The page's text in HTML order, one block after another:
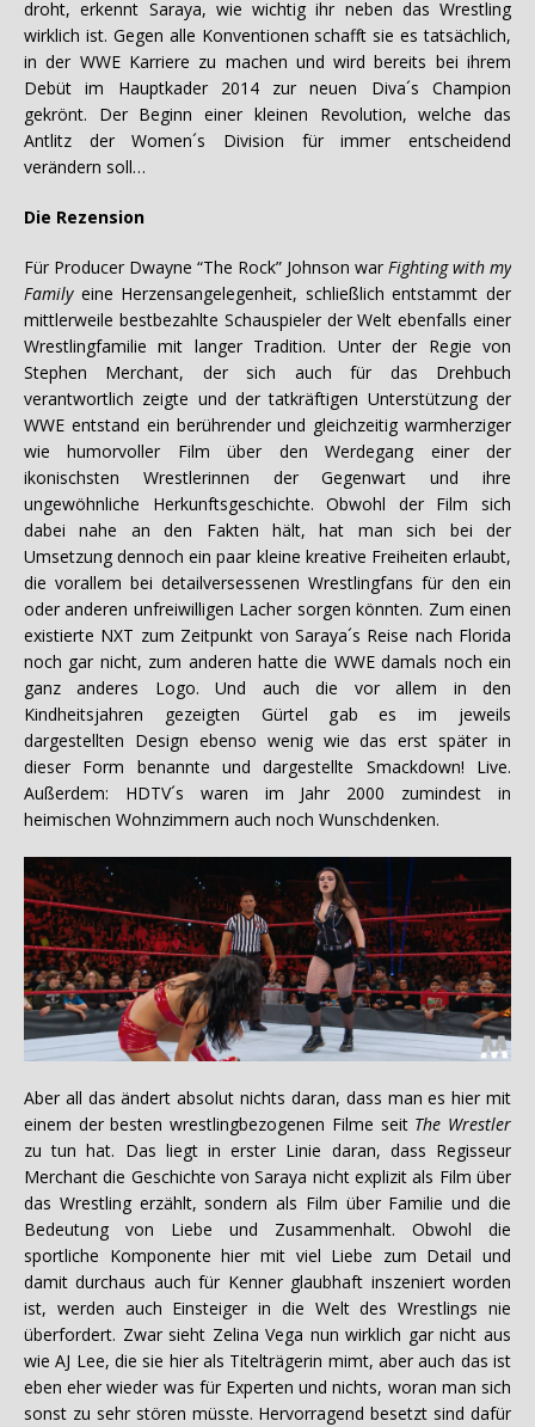
droht, erkennt Saraya, wie wichtig ihr neben das Wrestling
wirklich ist. Gegen alle Konventionen schafft sie es tatsächlich,
in der WWE Karriere zu machen und wird bereits bei ihrem
Debüt im Hauptkader 2014 zur neuen Diva´s Champion
gekrönt. Der Beginn einer kleinen Revolution, welche das
Antlitz der Women´s Division für immer entscheidend
verändern soll…
Die Rezension
Für Producer Dwayne “The Rock” Johnson war Fighting with my
Familyeine Herzensangelegenheit, schließlich entstammt der
mittlerweile bestbezahlte Schauspieler der Welt ebenfalls einer
Wrestlingfamilie mit langer Tradition. Unter der Regie von
Stephen Merchant, der sich auch für das Drehbuch
verantwortlich zeigte und der tatkräftigen Unterstützung der
WWE entstand ein berührender und gleichzeitig warmherziger
wie humorvoller Film über den Werdegang einer der
ikonischsten Wrestlerinnen der Gegenwart und ihre
ungewöhnliche Herkunftsgeschichte. Obwohl der Film sich
dabei nahe an den Fakten hält, hat man sich bei der
Umsetzung dennoch ein paar kleine kreative Freiheiten erlaubt,
die vorallem bei detailversessenen Wrestlingfans für den ein
oder anderen unfreiwilligen Lacher sorgen könnten. Zum einen
existierte NXT zum Zeitpunkt von Saraya´s Reise nach Florida
noch gar nicht, zum anderen hatte die WWE damals noch ein
ganz anderes Logo. Und auch die vor allem in den
Kindheitsjahren gezeigten Gürtel gab es im jeweils
dargestellten Design ebenso wenig wie das erst später in
dieser Form benannte und dargestellte Smackdown! Live.
Außerdem: HDTV´s waren im Jahr 2000 zumindest in
heimischen Wohnzimmern auch noch Wunschdenken.
Aber all das ändert absolut nichts daran, dass man es hier mit
einem der besten wrestlingbezogenen Filme seit The Wrestler
zu tun hat. Das liegt in erster Linie daran, dass Regisseur
Merchant die Geschichte von Saraya nicht explizit als Film über
das Wrestling erzählt, sondern als Film über Familie und die
Bedeutung von Liebe und Zusammenhalt. Obwohl die
sportliche Komponente hier mit viel Liebe zum Detail und
damit durchaus auch für Kenner glaubhaft inszeniert worden
ist, werden auch Einsteiger in die Welt des Wrestlings nie
überfordert. Zwar sieht Zelina Vega nun wirklich gar nicht aus
wie AJ Lee, die sie hier als Titelträgerin mimt, aber auch das ist
eben eher wieder was für Experten und nichts, woran man sich
sonst zu sehr stören müsste. Hervorragend besetzt sind dafür